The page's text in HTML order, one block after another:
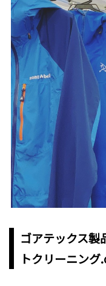
ゴアテックス製
トクリーニング